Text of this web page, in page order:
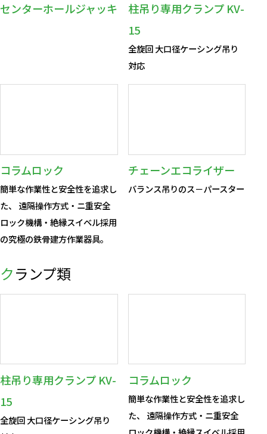
センターホールジャッキ
柱吊り専用クランプ KV-
15
全旋回 大口径ケーシング吊り
対応
コラムロック
簡単な作業性と安全性を追求し
た、 遠隔操作方式・ニ重安全
ロック機構・絶縁スイベル採用
の究極の鉄骨建方作業器具。
チェーンエコライザー
バランス吊りのス－パースター
クランプ類
柱吊り専用クランプ KV-
15
全旋回 大口径ケーシング吊り
コラムロック
簡単な作業性と安全性を追求し
た、 遠隔操作方式・ニ重安全